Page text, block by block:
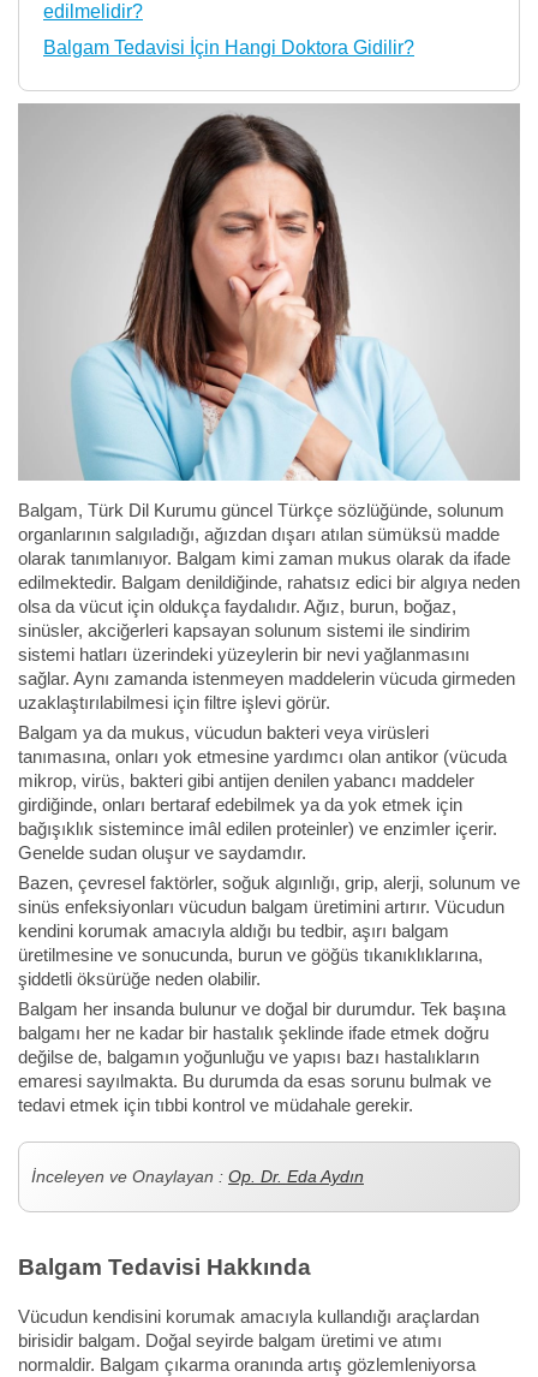
edilmelidir?
Balgam Tedavisi İçin Hangi Doktora Gidilir?
Balgam, Türk Dil Kurumu güncel Türkçe sözlüğünde, solunum
organlarının salgıladığı, ağızdan dışarı atılan sümüksü madde
olarak tanımlanıyor. Balgam kimi zaman mukus olarak da ifade
edilmektedir. Balgam denildiğinde, rahatsız edici bir algıya neden
olsa da vücut için oldukça faydalıdır. Ağız, burun, boğaz,
sinüsler, akciğerleri kapsayan solunum sistemi ile sindirim
sistemi hatları üzerindeki yüzeylerin bir nevi yağlanmasını
sağlar. Aynı zamanda istenmeyen maddelerin vücuda girmeden
uzaklaştırılabilmesi için filtre işlevi görür.
Balgam ya da mukus, vücudun bakteri veya virüsleri
tanımasına, onları yok etmesine yardımcı olan antikor (vücuda
mikrop, virüs, bakteri gibi antijen denilen yabancı maddeler
girdiğinde, onları bertaraf edebilmek ya da yok etmek için
bağışıklık sistemince imâl edilen proteinler) ve enzimler içerir.
Genelde sudan oluşur ve saydamdır.
Bazen, çevresel faktörler, soğuk algınlığı, grip, alerji, solunum ve
sinüs enfeksiyonları vücudun balgam üretimini artırır. Vücudun
kendini korumak amacıyla aldığı bu tedbir, aşırı balgam
üretilmesine ve sonucunda, burun ve göğüs tıkanıklıklarına,
şiddetli öksürüğe neden olabilir.
Balgam her insanda bulunur ve doğal bir durumdur. Tek başına
balgamı her ne kadar bir hastalık şeklinde ifade etmek doğru
değilse de, balgamın yoğunluğu ve yapısı bazı hastalıkların
emaresi sayılmakta. Bu durumda da esas sorunu bulmak ve
tedavi etmek için tıbbi kontrol ve müdahale gerekir.
İnceleyen ve Onaylayan : Op. Dr. Eda Aydın
Balgam Tedavisi Hakkında
Vücudun kendisini korumak amacıyla kullandığı araçlardan
birisidir balgam. Doğal seyirde balgam üretimi ve atımı
normaldir. Balgam çıkarma oranında artış gözlemleniyorsa